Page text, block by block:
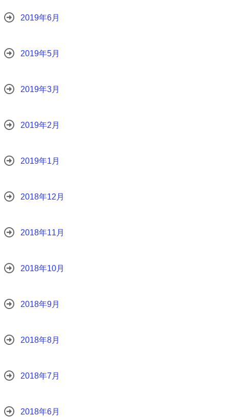
2019年6月
2019年5月
2019年3月
2019年2月
2019年1月
2018年12月
2018年11月
2018年10月
2018年9月
2018年8月
2018年7月
2018年6月